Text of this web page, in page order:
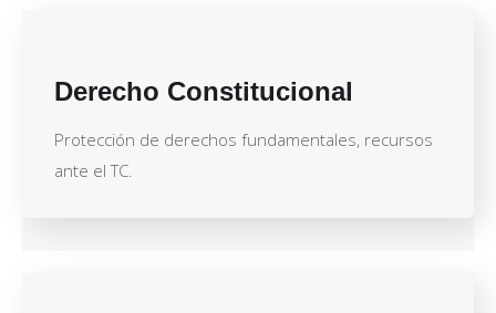
Derecho Constitucional
Protección de derechos fundamentales, recursos
ante el TC.